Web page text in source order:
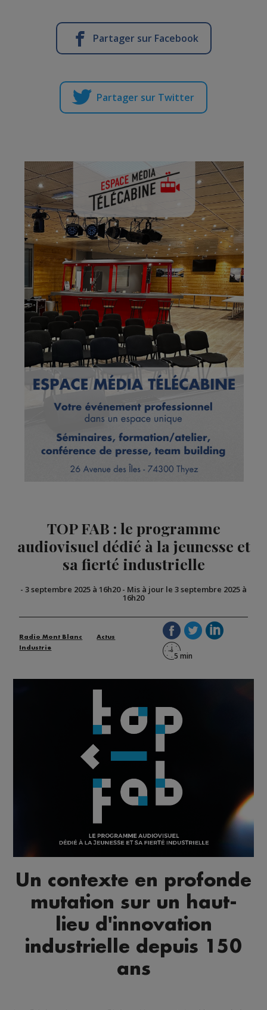
Partager sur Facebook
Partager sur Twitter
TOP FAB : le programme
audiovisuel dédié à la jeunesse et
sa fierté industrielle
- 3 septembre 2025 à 16h20- Mis à jour le 3 septembre 2025 à
16h20
Radio Mont Blanc
Actus
Industrie
Un contexte en profonde
mutation sur un haut-
lieu d'innovation
industrielle depuis 150
ans